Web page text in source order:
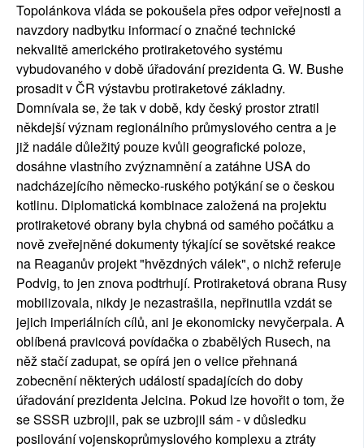
Topolánkova vláda se pokoušela přes odpor veřejnosti a
navzdory nadbytku informací o značné technické
nekvalitě amerického protiraketového systému
vybudovaného v době úřadování prezidenta G. W. Bushe
prosadit v ČR výstavbu protiraketové základny.
Domnívala se, že tak v době, kdy český prostor ztratil
někdejší význam regionálního průmyslového centra a je
již nadále důležitý pouze kvůli geografické poloze,
dosáhne vlastního zvýznamnění a zatáhne USA do
nadcházejícího německo-ruského potýkání se o českou
kotlinu. Diplomatická kombinace založená na projektu
protiraketové obrany byla chybná od samého počátku a
nově zveřejněné dokumenty týkající se sovětské reakce
na Reaganův projekt "hvězdných válek", o nichž referuje
Podvig, to jen znova podtrhují. Protiraketová obrana Rusy
mobilizovala, nikdy je nezastrašila, nepřinutila vzdát se
jejich imperiálních cílů, ani je ekonomicky nevyčerpala. A
oblíbená pravicová povídačka o zbabělých Rusech, na
něž stačí zadupat, se opírá jen o velice přehnaná
zobecnění některých událostí spadajících do doby
úřadování prezidenta Jelcina. Pokud lze hovořit o tom, že
se SSSR uzbrojil, pak se uzbrojil sám - v důsledku
posilování vojenskoprůmyslového komplexu a ztráty